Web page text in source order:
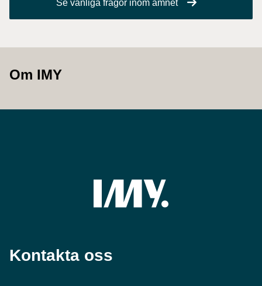
Se vanliga frågor inom ämnet
Om IMY
Kontakta oss